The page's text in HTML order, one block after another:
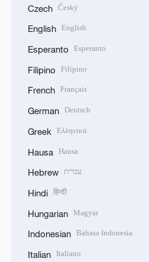
Czech Český
English English
Esperanto Esperanto
Filipino Filipino
French Français
German Deutsch
Greek Ελληνικά
Hausa Hausa
Hebrew עברית
Hindi हिन्दी
Hungarian Magyar
Indonesian Bahasa Indonesia
Italian Italiano